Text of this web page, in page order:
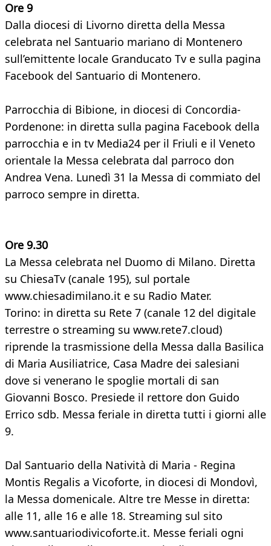
Ore 9
Dalla diocesi di Livorno diretta della Messa
celebrata nel Santuario mariano di Montenero
sull’emittente locale Granducato Tv e sulla pagina
Facebook del Santuario di Montenero.
Parrocchia di Bibione, in diocesi di Concordia-
Pordenone: in diretta sulla pagina Facebook della
parrocchia e in tv Media24 per il Friuli e il Veneto
orientale la Messa celebrata dal parroco don
Andrea Vena. Lunedì 31 la Messa di commiato del
parroco sempre in diretta.
Ore 9.30
La Messa celebrata nel Duomo di Milano. Diretta
su ChiesaTv (canale 195), sul portale
www.chiesadimilano.it e su Radio Mater.
Torino: in diretta su Rete 7 (canale 12 del digitale
terrestre o streaming su www.rete7.cloud)
riprende la trasmissione della Messa dalla Basilica
di Maria Ausiliatrice, Casa Madre dei salesiani
dove si venerano le spoglie mortali di san
Giovanni Bosco. Presiede il rettore don Guido
Errico sdb. Messa feriale in diretta tutti i giorni alle
9.
Dal Santuario della Natività di Maria - Regina
Montis Regalis a Vicoforte, in diocesi di Mondovì,
la Messa domenicale. Altre tre Messe in diretta:
alle 11, alle 16 e alle 18. Streaming sul sito
www.santuariodivicoforte.it. Messe feriali ogni